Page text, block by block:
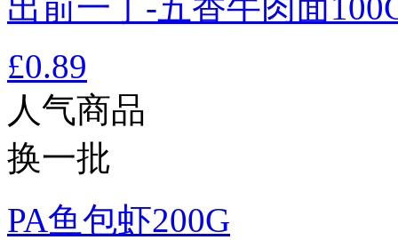
£0.89
人气商品
换一批
PA鱼包虾200G